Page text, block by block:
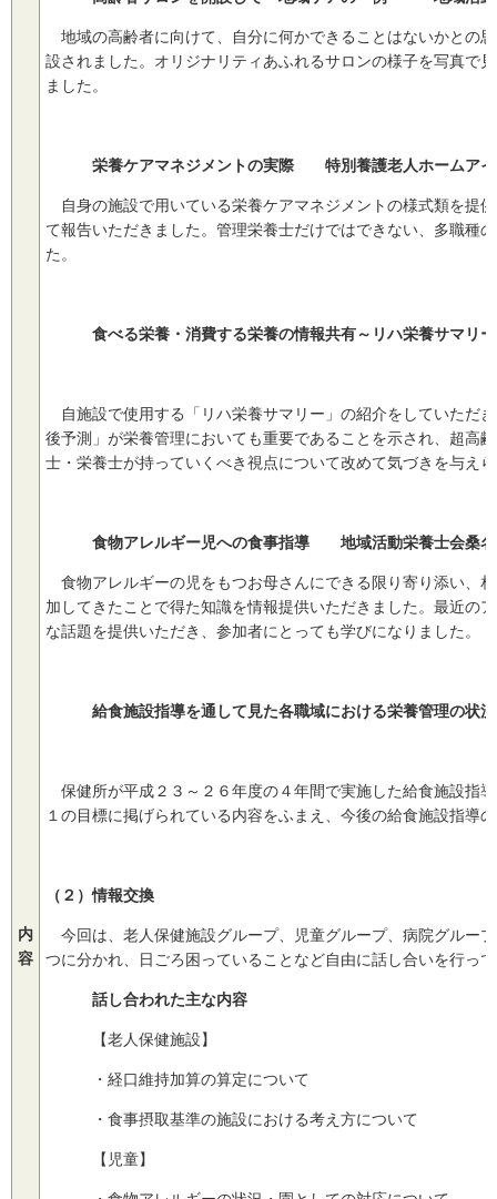
内
容
地域の高齢者に向けて、自分に何かできることはないかとの
設されました。オリジナリティあふれるサロンの様子を写真で
ました。
栄養ケアマネジメントの実際 特別養護老人ホームア
自身の施設で用いている栄養ケアマネジメントの様式類を提
て報告いただきました。管理栄養士だけではできない、多職種
た。
食べる栄養・消費する栄養の情報共有～リハ栄養サマ
自施設で使用する「リハ栄養サマリー」の紹介をしていただ
後予測」が栄養管理においても重要であることを示され、超高
士・栄養士が持っていくべき視点について改めて気づきを与え
食物アレルギー児への食事指導 地域活動栄養士会
食物アレルギーの児をもつお母さんにできる限り寄り添い、
加してきたことで得た知識を情報提供いただきました。最近の
な話題を提供いただき、参加者にとっても学びになりました。
給食施設指導を通して見た各職域における栄養管理の
保健所が平成２３～２６年度の４年間で実施した給食施設指
１の目標に掲げられている内容をふまえ、今後の給食施設指導
（２）情報交換
今回は、老人保健施設グループ、児童グループ、病院グルー
つに分かれ、日ごろ困っていることなど自由に話し合いを行っ
話し合われた主な内容
【老人保健施設】
・経口維持加算の算定について
・食事摂取基準の施設における考え方について
【児童】